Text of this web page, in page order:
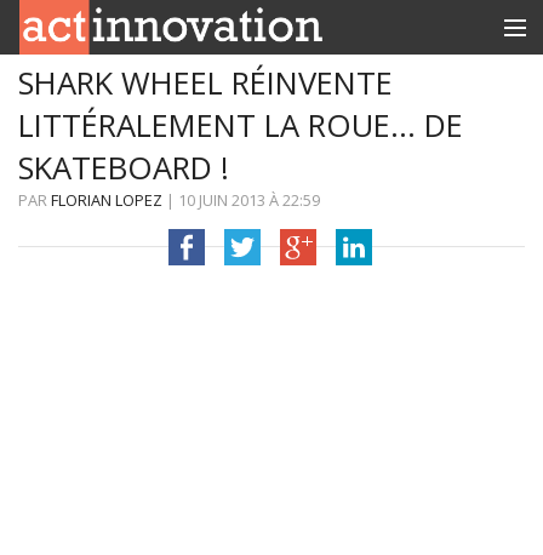
RUBRIQUES
INNOBOX
CONTACT
SHARK WHEEL RÉINVENTE
LITTÉRALEMENT LA ROUE… DE
SKATEBOARD !
PARFLORIAN LOPEZ | 10 JUIN 2013 À22:59